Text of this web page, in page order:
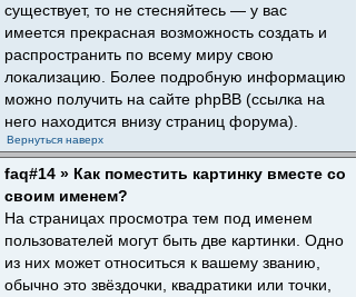
существует, то не стесняйтесь — у вас
имеется прекрасная возможность создать и
распространить по всему миру свою
локализацию. Более подробную информацию
можно получить на сайте phpBB (ссылка на
него находится внизу страниц форума).
Вернуться наверх
faq#14 » Как поместить картинку вместе со
своим именем?
На страницах просмотра тем под именем
пользователей могут быть две картинки. Одно
из них может относиться к вашему званию,
обычно это звёздочки, квадратики или точки,